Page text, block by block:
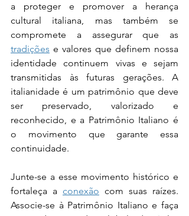
a proteger e promover a herança
cultural italiana, mas também se
tradições e valores que definem nossa
identidade continuem vivas e sejam
transmitidas às futuras gerações. A
italianidade é um patrimônio que deve
ser preservado, valorizado e
reconhecido, e a Patrimônio Italiano é
o movimento que garante essa
continuidade.
Junte-se a esse movimento histórico e
fortaleça a conexão com suas raízes.
Associe-se à Patrimônio Italiano e faça